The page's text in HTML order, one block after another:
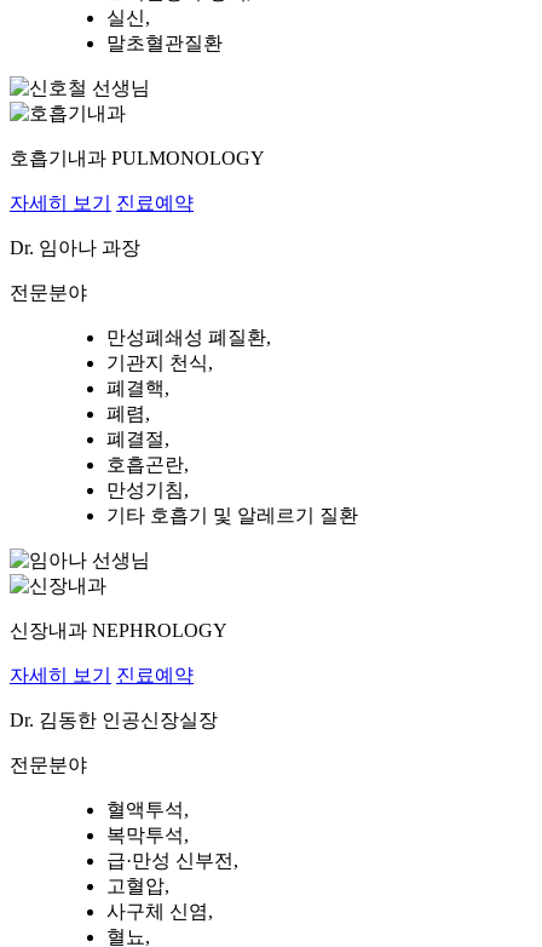
실신,
말초혈관질환
호흡기내과 PULMONOLOGY
자세히 보기 진료예약
Dr. 임아나 과장
전문분야
만성폐쇄성 폐질환,
기관지 천식,
폐결핵,
폐렴,
폐결절,
호흡곤란,
만성기침,
기타 호흡기 및 알레르기 질환
신장내과 NEPHROLOGY
자세히 보기 진료예약
Dr. 김동한 인공신장실장
전문분야
혈액투석,
복막투석,
급·만성 신부전,
고혈압,
사구체 신염,
혈뇨,